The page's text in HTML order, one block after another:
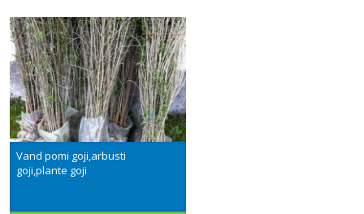
Vand pomi goji,arbusti
goji,plante goji